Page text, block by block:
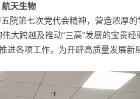
航天生物
院第七次党代会精神，营造浓厚
大跨越及推动“三高”发展的宝贵
各项工作，为开辟高质量发展新